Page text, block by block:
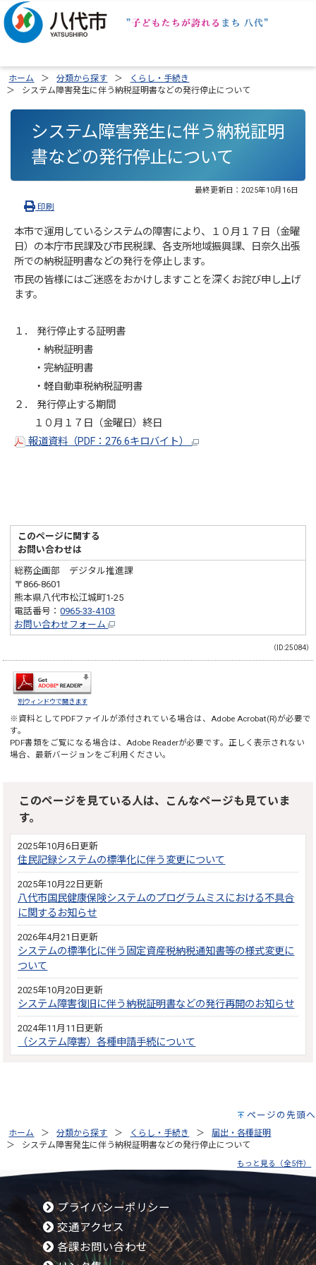
ホーム 分類から探す
くらし・手続き
システム障害発生に伴う納税証明書などの発行停止について
システム障害発生に伴う納税証明
書などの発行停止について
最終更新日： 2025年10月16日
印刷
本市で運用しているシステムの障害により、１０月１７日（金曜
日）の本庁市民課及び市民税課、各支所地域振興課、日奈久出張
所での納税証明書などの発行を停止します。
市民の皆様にはご迷惑をおかけしますことを深くお詫び申し上げ
ます。
１． 発行停止する証明書
・納税証明書
・完納証明書
・軽自動車税納税証明書
２． 発行停止する期間
１０月１７日（金曜日）終日
報道資料（PDF：276.6キロバイト）
このページに関する
お問い合わせは
総務企画部 デジタル推進課
〒866-8601
熊本県八代市松江城町1-25
電話番号：0965-33-4103
お問い合わせフォーム
（ID:25084）
別ウィンドウで開きます
※資料としてPDFファイルが添付されている場合は、 Adobe Acrobat(R)が必要で
す。
PDF書類をご覧になる場合は、 Adobe Readerが必要です。正しく表示されない
場合、最新バージョンをご利用ください。
このページを見ている人は、こんなページも見ていま
す。
2025年10月6日更新
住民記録システムの標準化に伴う変更について
2025年10月22日更新
八代市国民健康保険システムのプログラムミスにおける不具合
に関するお知らせ
2026年4月21日更新
システムの標準化に伴う固定資産税納税通知書等の様式変更に
ついて
2025年10月20日更新
システム障害復旧に伴う納税証明書などの発行再開のお知らせ
2024年11月11日更新
（システム障害）各種申請手続について
ページの先頭へ
ホーム 分類から探す くらし・手続き
届出・各種証明
システム障害発生に伴う納税証明書などの発行停止について
もっと見る（全5件）
プライバシーポリシー
交通アクセス
各課お問い合わせ